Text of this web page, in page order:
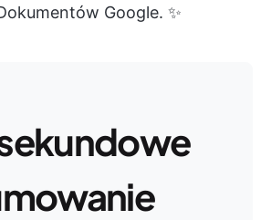
Google. ✨